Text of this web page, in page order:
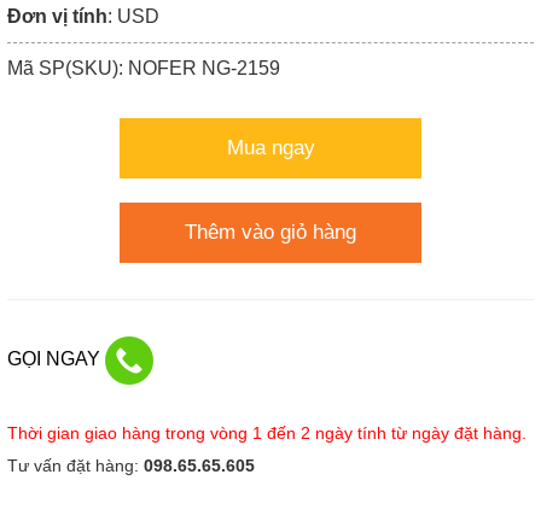
Đơn vị tính: USD
Mã SP(SKU): NOFER NG-2159
Mua ngay
Thêm vào giỏ hàng
GỌI NGAY
Thời gian giao hàng trong vòng 1 đến 2 ngày tính từ ngày đặt hàng.
Tư vấn đặt hàng: 098.65.65.605